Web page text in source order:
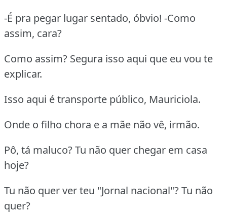
-É pra pegar lugar sentado, óbvio! -Como
assim, cara?
Como assim? Segura isso aqui que eu vou te
explicar.
Isso aqui é transporte público, Mauriciola.
Onde o filho chora e a mãe não vê, irmão.
Pô, tá maluco? Tu não quer chegar em casa
hoje?
Tu não quer ver teu "Jornal nacional"? Tu não
quer?